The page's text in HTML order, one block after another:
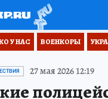
У НАС ВОЕНКОРЫ
27 мая 2026 12:19